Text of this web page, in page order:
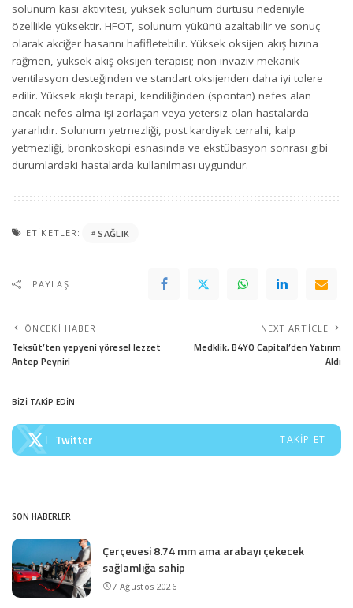
solunum kası aktivitesi, yüksek solunum dürtüsü nedeniyle
özellikle yüksektir. HFOT, solunum yükünü azaltabilir ve sonuç
olarak akciğer hasarını hafifletebilir. Yüksek oksijen akış hızına
rağmen, yüksek akış oksijen terapisi; non-invaziv mekanik
ventilasyon desteğinden ve standart oksijenden daha iyi tolere
edilir. Yüksek akışlı terapi, kendiliğinden (spontan) nefes alan
ancak nefes alma işi zorlaşan veya yetersiz olan hastalarda
yararlıdır. Solunum yetmezliği, post kardiyak cerrahi, kalp
yetmezliği, bronkoskopi esnasında ve ekstübasyon sonrası gibi
durumlardaki hastalarda kullanılması uygundur.
ETIKETLER: SAĞLIK
PAYLAŞ
ÖNCEKI HABER
Teksüt’ten yepyeni yöresel lezzet
Antep Peyniri
NEXT ARTICLE
Medklik, B4YO Capital’den Yatırım
Aldı
BİZİ TAKİP EDİN
Twitter TAKIP ET
SON HABERLER
Çerçevesi 8.74 mm ama arabayı çekecek
sağlamlığa sahip
7 Ağustos 2026